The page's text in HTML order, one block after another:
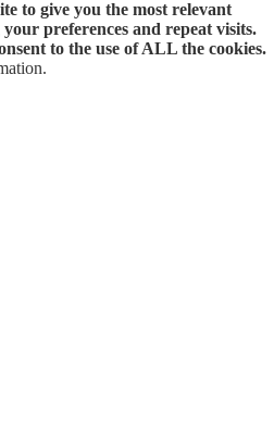
to give you the most relevant
preferences and repeat visits.
to the use of ALL the cookies.
.